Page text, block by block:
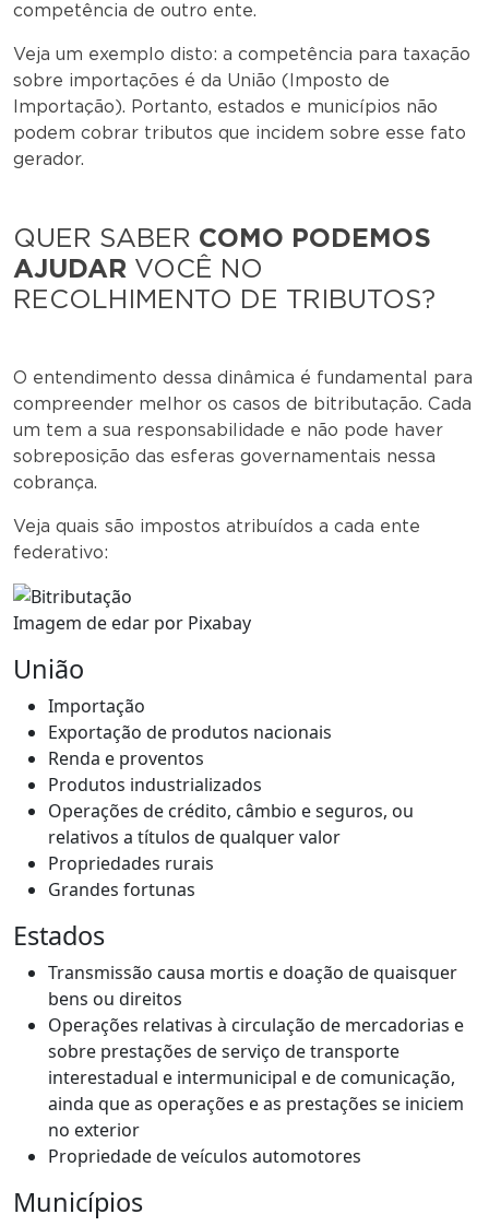
competência de outro ente.
Veja um exemplo disto: a competência para taxação
sobre importações é da União (Imposto de
Importação). Portanto, estados e municípios não
podem cobrar tributos que incidem sobre esse fato
gerador.
QUER SABER COMO PODEMOS
AJUDAR VOCÊ NO
RECOLHIMENTO DE TRIBUTOS?
O entendimento dessa dinâmica é fundamental para
compreender melhor os casos de bitributação. Cada
um tem a sua responsabilidade e não pode haver
sobreposição das esferas governamentais nessa
cobrança.
Veja quais são impostos atribuídos a cada ente
federativo:
Imagem de edar por Pixabay
União
Importação
Exportação de produtos nacionais
Renda e proventos
Produtos industrializados
Operações de crédito, câmbio e seguros, ou
relativos a títulos de qualquer valor
Propriedades rurais
Grandes fortunas
Estados
Transmissão causa mortis e doação de quaisquer
bens ou direitos
Operações relativas à circulação de mercadorias e
sobre prestações de serviço de transporte
interestadual e intermunicipal e de comunicação,
ainda que as operações e as prestações se iniciem
no exterior
Propriedade de veículos automotores
Municípios